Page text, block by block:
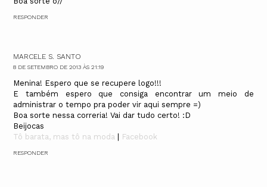
RESPONDER
MARCELE S. SANTO
8 DE SETEMBRO DE 2013 ÀS 21:19
Menina! Espero que se recupere logo!!!
E também espero que consiga encontrar um meio de
administrar o tempo pra poder vir aqui sempre =)
Boa sorte nessa correria! Vai dar tudo certo! :D
Beijocas
Tô barata, mas tô na moda
Facebook
RESPONDER